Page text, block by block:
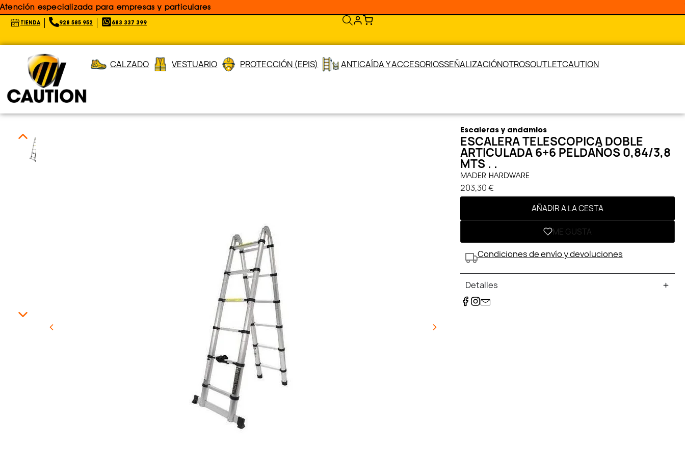
Atención especializada para empresas y particulares
TIENDA 928 585 952 683 337 399
CALZADO VESTUARIO PROTECCIÓN (EPIS) ANTICAÍDA Y ACCESORIOSSEÑALIZACIÓNOTROSOUTLETCAUTION
Escaleras y andamios
ESCALERA TELESCOPICA DOBLE
ARTICULADA 6+6 PELDAÑOS 0,84/3,8
MTS . .
MADER HARDWARE
203,30 €
AÑADIR A LA CESTA
ME GUSTA
Condiciones de envío y devoluciones
Detalles